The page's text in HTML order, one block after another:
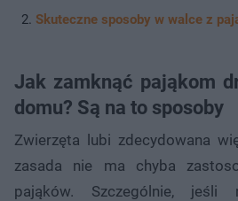
Skuteczne sposoby w walce z
Jak zamknąć pająkom
domu? Są na to sposoby
Zwierzęta lubi zdecydowana
zasada nie ma chyba
pająków. Szczególnie,